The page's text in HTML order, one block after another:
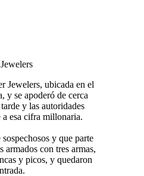
Jewelers, ubicada en el
y se apoderó de cerca
y las autoridades
esa cifra millonaria.
y que parte
armados con tres armas,
y picos, y quedaron